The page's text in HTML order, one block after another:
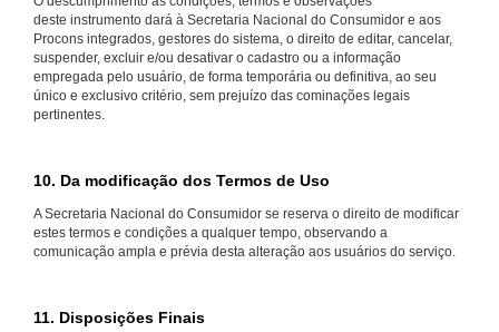
deste instrumento dará à Secretaria Nacional do Consumidor e aos
Procons integrados, gestores do sistema, o direito de editar, cancelar,
suspender, excluir e/ou desativar o cadastro ou a informação
empregada pelo usuário, de forma temporária ou definitiva, ao seu
único e exclusivo critério, sem prejuízo das cominações legais
pertinentes.
10. Da modificação dos Termos de Uso
A Secretaria Nacional do Consumidor se reserva o direito de modificar
estes termos e condições a qualquer tempo, observando a
comunicação ampla e prévia desta alteração aos usuários do serviço.
11. Disposições Finais